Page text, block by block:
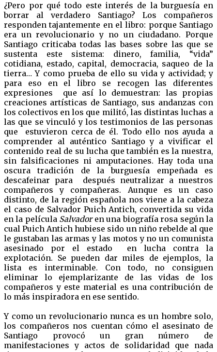
¿Pero por qué todo este interés de la burguesía en
borrar al verdadero Santiago? Los compañeros
responden tajantemente en el libro: porque Santiago
era un revolucionario y no un ciudadano. Porque
Santiago criticaba todas las bases sobre las que se
sustenta este sistema: dinero, familia, “vida”
cotidiana, estado, capital, democracia, saqueo de la
tierra… Y como prueba de ello su vida y actividad; y
para eso en el libro se recogen las diferentes
expresiones que así lo demuestran: las propias
creaciones artísticas de Santiago, sus andanzas con
los colectivos en los que militó, las distintas luchas a
las que se vinculó y los testimonios de las personas
que estuvieron cerca de él. Todo ello nos ayuda a
comprender al auténtico Santiago y a vivificar el
contenido real de su lucha que también es la nuestra,
sin falsificaciones ni amputaciones. Hay toda una
oscura tradición de la burguesía empeñada es
descafeinar para después neutralizar a nuestros
compañeros y compañeras. Aunque es un caso
distinto, de la región española nos viene a la cabeza
el caso de Salvador Puich Antich, convertida su vida
en la película Salvadoren una biografía rosa según la
cual Puich Antich hubiese sido un niño rebelde al que
le gustaban las armas y las motos y no un comunista
asesinado por el estado en lucha contra la
explotación. Se pueden dar miles de ejemplos, la
lista es interminable. Con todo, no consiguen
eliminar lo ejemplarizante de las vidas de los
compañeros y este material es una contribución de
lo más inspiradora en ese sentido.
Y como un revolucionario nunca es un hombre solo,
los compañeros nos cuentan cómo el asesinato de
Santiago provocó un gran número de
manifestaciones y actos de solidaridad que nada